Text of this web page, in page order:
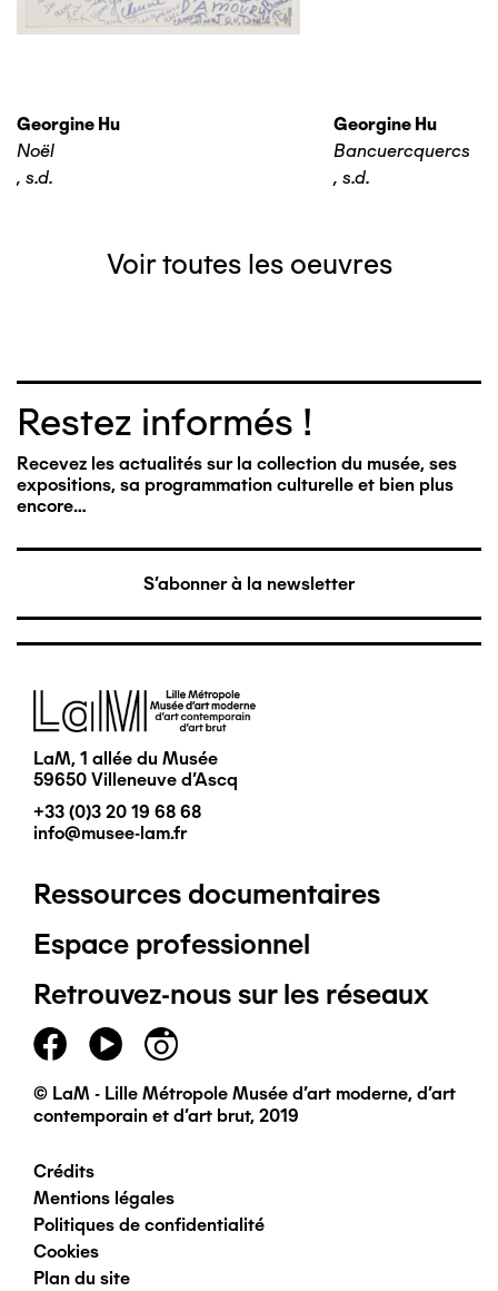
Georgine Hu
Noël
, s.d.
Georgine Hu
Bancuercquercs
, s.d.
Voir toutes les oeuvres
Restez informés !
Recevez les actualités sur la collection du musée, ses
expositions, sa programmation culturelle et bien plus
encore…
S'abonner à la newsletter
Image
LaM, 1 allée du Musée
59650 Villeneuve d'Ascq
+33 (0)3 20 19 68 68
info@musee-lam.fr
Pied
de
page
principal
Ressources documentaires
Espace professionnel
Retrouvez-nous sur les réseaux
© LaM - Lille Métropole Musée d'art moderne, d'art
contemporain et d'art brut, 2019
Pied
de
Crédits
Mentions légales
Politiques de confidentialité
Cookies
Plan du site